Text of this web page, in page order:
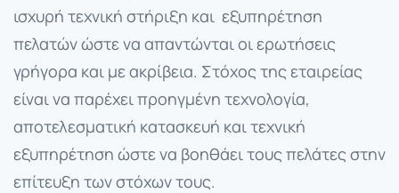
ισχυρή τεχνική στήριξη και εξυπηρέτηση
πελατών ώστε να απαντώνται οι ερωτήσεις
γρήγορα και με ακρίβεια. Στόχος της εταιρείας
είναι να παρέχει προηγμένη τεχνολογία,
αποτελεσματική κατασκευή και τεχνική
εξυπηρέτηση ώστε να βοηθάει τους πελάτες στην
επίτευξη των στόχων τους.